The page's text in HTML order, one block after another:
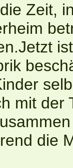
Zeit,
mit der
die